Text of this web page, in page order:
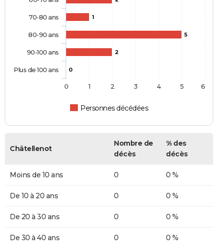
1
5
2
0
Personnes décédées
70-80 ans
80-90 ans
90-100 ans
Plus de 100 ans
0 1 2 3 4 5 6
Châtellenot
Nombre de
décès
% des
décès
Moins de 10 ans 0 0 %
De 10 à 20 ans 0 0 %
De 20 à 30 ans 0 0 %
De 30 à 40 ans 0 0 %